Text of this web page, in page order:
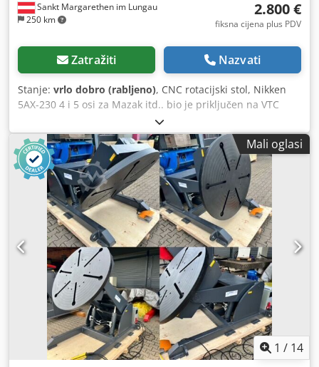
Sankt Margarethen im Lungau
250 km
2.800 €
fiksna cijena plus PDV
Zatražiti Nazvati
Stanje: vrlo dobro (rabljeno), CNC rotacijski stol, Nikken
5AX-230 4 i 5 osi za Mazak itd.. bio je priključen na VTC
300, sada dostupan za prodaju zbog novog 5 osnog stroja,
Dwsdpfx Aop U Umkomxea
Mali oglasi
1 / 14